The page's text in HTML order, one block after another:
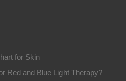
for Skin
Red and Blue Light Therapy?